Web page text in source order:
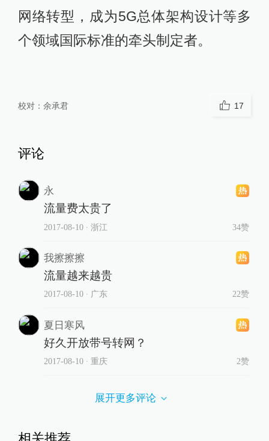
网络转型，成为5G总体架构设计等多
个领域国际标准的牵头制定者。
校对： 余承君 17
评论
永
流量费太贵了
2017-08-10∙ 浙江 34赞
我擦擦擦
流量越来越贵
2017-08-10∙ 广东 22赞
夏日寒风
好久开放带号转网？
2017-08-10∙ 重庆 2赞
展开更多评论